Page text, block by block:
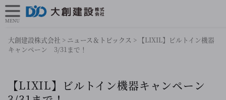
大創建設株式会社 > ニュース＆トピックス > 【LIXIL】ビルトイン機器
キャンペーン 3/31まで！
【LIXIL】ビルトイン機器キャンペーン
MENU